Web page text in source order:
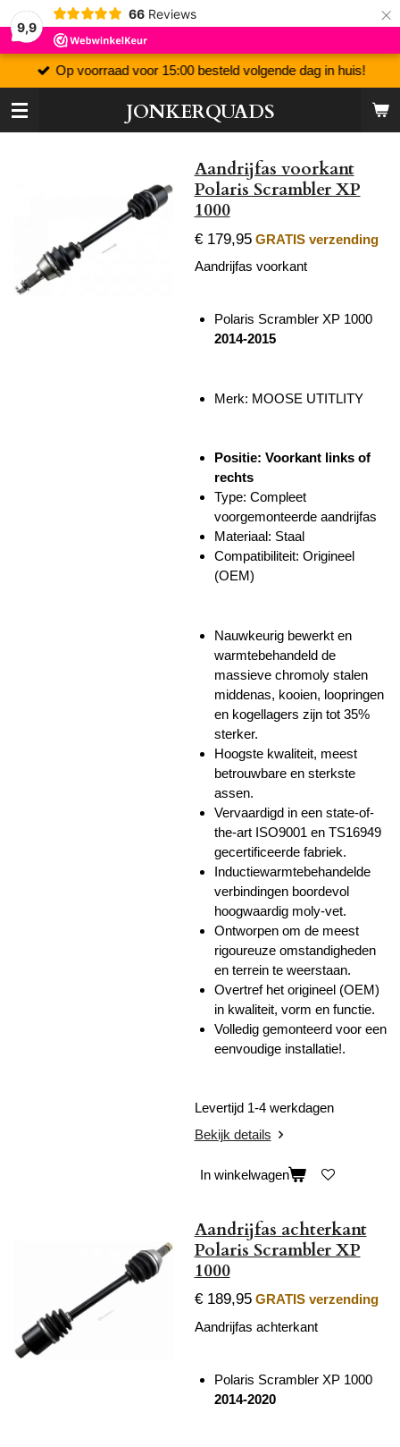
9,9
66 Reviews ×
JONKERQUADS
Op voorraad voor 15:00 besteld volgende dag in huis!
Aandrijfas voorkant
Polaris Scrambler XP
1000
€ 179,95 GRATIS verzending
Aandrijfas voorkant
Polaris Scrambler XP 1000
2014-2015
Merk: MOOSE UTITLITY
Positie: Voorkant links of
rechts
Type: Compleet
voorgemonteerde aandrijfas
Materiaal: Staal
Compatibiliteit: Origineel
(OEM)
Nauwkeurig bewerkt en
warmtebehandeld de
massieve chromoly stalen
middenas, kooien, loopringen
en kogellagers zijn tot 35%
sterker.
Hoogste kwaliteit, meest
betrouwbare en sterkste
assen.
Vervaardigd in een state-of-
the-art ISO9001 en TS16949
gecertificeerde fabriek.
Inductiewarmtebehandelde
verbindingen boordevol
hoogwaardig moly-vet.
Ontworpen om de meest
rigoureuze omstandigheden
en terrein te weerstaan.
Overtref het origineel (OEM)
in kwaliteit, vorm en functie.
Volledig gemonteerd voor een
eenvoudige installatie!.
Levertijd 1-4 werkdagen
Bekijk details
In winkelwagen
Aandrijfas achterkant
Polaris Scrambler XP
1000
€ 189,95 GRATIS verzending
Aandrijfas achterkant
Polaris Scrambler XP 1000
2014-2020